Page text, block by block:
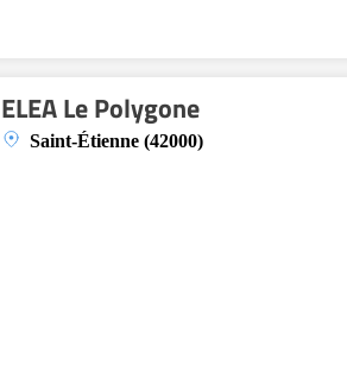
ELEA Le Polygone
Saint-Étienne (42000)